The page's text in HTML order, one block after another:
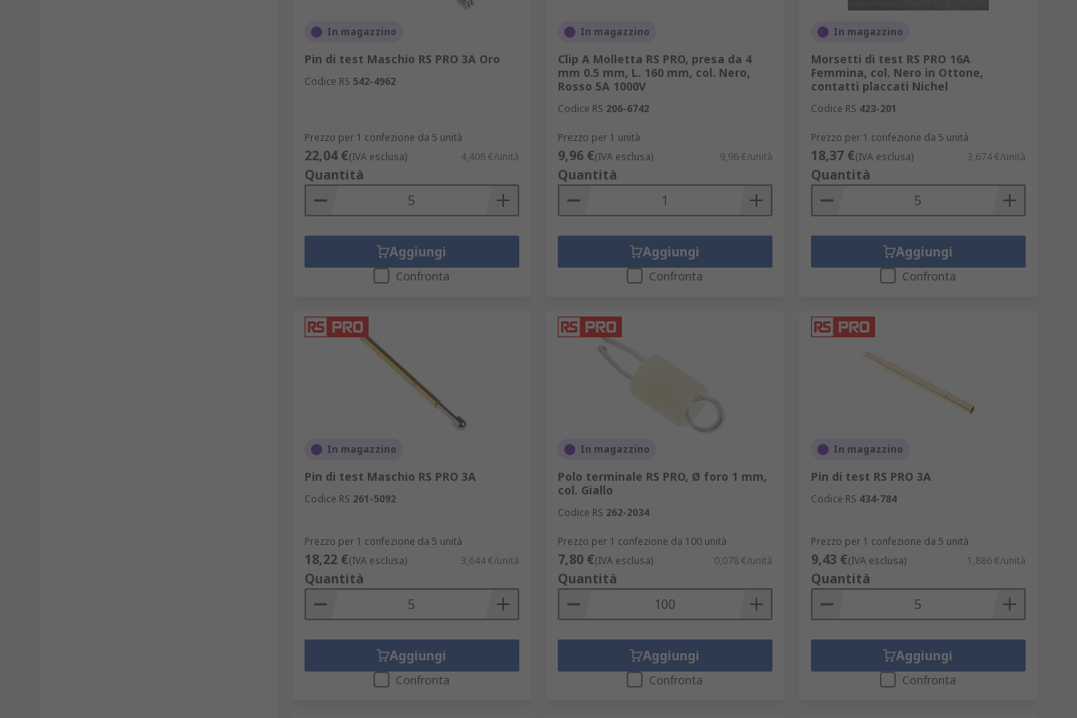
In magazzino
Pin di test Maschio RS PRO 3A Oro
Codice RS 542-4962
Prezzo per 1 confezione da 5 unità
22,04 €(IVA esclusa) 4,408 €/unità
Quantità
Aggiungi
Confronta
In magazzino
Clip A Molletta RS PRO, presa da 4
mm 0.5 mm, L. 160 mm, col. Nero,
Rosso 5A 1000V
Codice RS 206-6742
Prezzo per 1 unità
9,96 €(IVA esclusa) 9,96 €/unità
Quantità
Aggiungi
Confronta
In magazzino
Morsetti di test RS PRO 16A
Femmina, col. Nero in Ottone,
contatti placcati Nichel
Codice RS 423-201
Prezzo per 1 confezione da 5 unità
18,37 €(IVA esclusa) 3,674 €/unità
Quantità
Aggiungi
Confronta
In magazzino
Pin di test Maschio RS PRO 3A
Codice RS 261-5092
Prezzo per 1 confezione da 5 unità
18,22 €(IVA esclusa) 3,644 €/unità
Quantità
Aggiungi
Confronta
In magazzino
Polo terminale RS PRO, Ø foro 1 mm,
col. Giallo
Codice RS 262-2034
Prezzo per 1 confezione da 100 unità
7,80 €(IVA esclusa) 0,078 €/unità
Quantità
Aggiungi
Confronta
In magazzino
Pin di test RS PRO 3A
Codice RS 434-784
Prezzo per 1 confezione da 5 unità
9,43 €(IVA esclusa) 1,886 €/unità
Quantità
Aggiungi
Confronta